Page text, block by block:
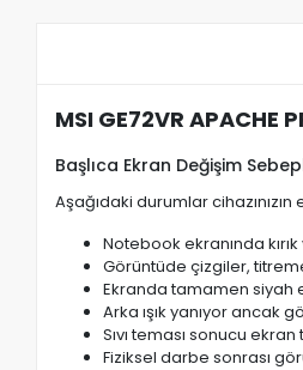
MSI GE72VR
Başlıca Ekran Değişim
Aşağıdaki durumlar
Notebook ekranında
Görüntüde çizgiler,
Ekranda tamamen
Arka ışık yanıyor ancak
Sıvı teması sonucu
Fiziksel darbe sonrası